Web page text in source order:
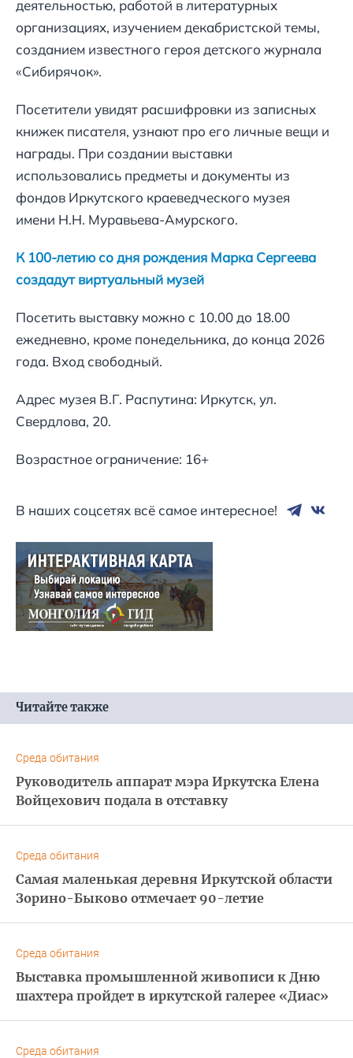
деятельностью, работой в литературных
организациях, изучением декабристской темы,
созданием известного героя детского журнала
«Сибирячок».
Посетители увидят расшифровки из записных
книжек писателя, узнают про его личные вещи и
награды. При создании выставки
использовались предметы и документы из
фондов Иркутского краеведческого музея
имени Н.Н. Муравьева-Амурского.
К 100-летию со дня рождения Марка Сергеева
создадут виртуальный музей
Посетить выставку можно с 10.00 до 18.00
ежедневно, кроме понедельника, до конца 2026
года. Вход свободный.
Адрес музея В.Г. Распутина: Иркутск, ул.
Свердлова, 20.
Возрастное ограничение: 16+
В наших соцсетях всё самое интересное!
Читайте также
Среда обитания
Руководитель аппарат мэра Иркутска Елена
Войцехович подала в отставку
Среда обитания
Самая маленькая деревня Иркутской области
Зорино-Быково отмечает 90-летие
Среда обитания
Выставка промышленной живописи к Дню
шахтера пройдет в иркутской галерее «Диас»
Среда обитания